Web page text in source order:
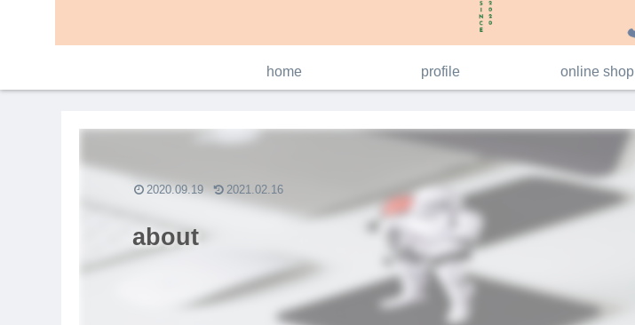
home profile online shop
about
2020.09.19 2021.02.16